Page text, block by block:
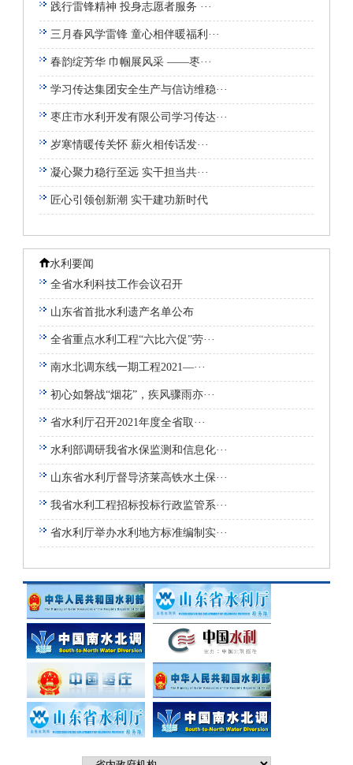
践行雷锋精神 投身志愿者服务 ···
三月春风学雷锋 童心相伴暖福利···
春韵绽芳华 巾帼展风采 ——枣···
学习传达集团安全生产与信访维稳···
枣庄市水利开发有限公司学习传达···
岁寒情暖传关怀 薪火相传话发···
凝心聚力稳行至远 实干担当共···
匠心引领创新潮 实干建功新时代
水利要闻
全省水利科技工作会议召开
山东省首批水利遗产名单公布
全省重点水利工程“六比六促”劳···
南水北调东线一期工程2021—···
初心如磐战“烟花”，疾风骤雨亦···
省水利厅召开2021年度全省取···
水利部调研我省水保监测和信息化···
山东省水利厅督导济莱高铁水土保···
我省水利工程招标投标行政监管系···
省水利厅举办水利地方标准编制实···